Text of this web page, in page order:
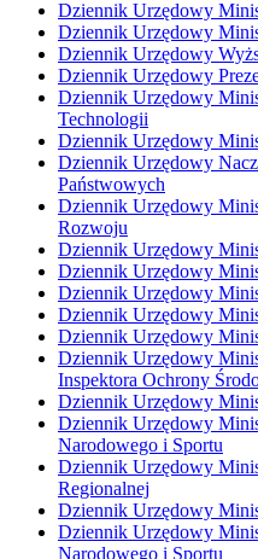
Dziennik Urzędowy
Dziennik Urzędowy
Dziennik Urzędowy
Dziennik Urzędowy
Dziennik Urzędowy
Technologii
Dziennik Urzędowy
Dziennik Urzędowy
Państwowych
Dziennik Urzędowy
Rozwoju
Dziennik Urzędowy
Dziennik Urzędowy
Dziennik Urzędowy
Dziennik Urzędowy
Dziennik Urzędowy
Dziennik Urzędowy
Inspektora Ochrony
Dziennik Urzędowy
Dziennik Urzędowy
Narodowego i Sportu
Dziennik Urzędowy
Regionalnej
Dziennik Urzędowy
Dziennik Urzędowy
Narodowego i Sportu